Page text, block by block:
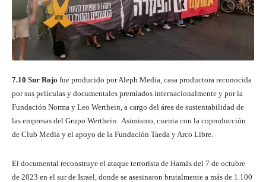
7.10 Sur Rojo fue producido por Aleph Media, casa productora reconocida
por sus películas y documentales premiados internacionalmente y por la
Fundación Norma y Leo Werthein, a cargo del área de sustentabilidad de
las empresas del Grupo Werthein. Asimismo, cuenta con la coproducción
de Club Media y el apoyo de la Fundación Taeda y Arco Libre.
El documental reconstruye el ataque terrorista de Hamás del 7 de octubre
de 2023 en el sur de Israel, donde se asesinaron brutalmente a más de 1.100